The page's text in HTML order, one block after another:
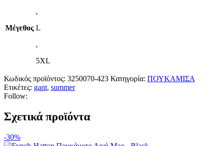
Μέγεθος
,
L
,
5XL
Κωδικός προϊόντος: 3250070-423 Κατηγορία: ΠΟΥΚΑΜΙΣΑ
Ετικέτες: gant, summer
Follow:
Σχετικά προϊόντα
-30%